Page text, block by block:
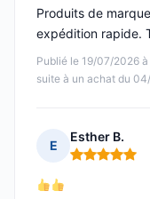
Publié le 19/07/2026
suite à un achat du
Produits de
expédition rapide.
E
Esther B.
Note : 5 sur 5